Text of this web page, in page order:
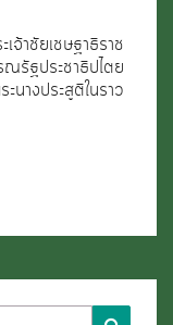
ก่น
จ้าชัยเชษฐาธิราช
ฐประชาธิปไตย
งประสูติในราว